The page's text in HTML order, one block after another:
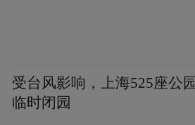
受台风影响，上海525座公园
临时闭园